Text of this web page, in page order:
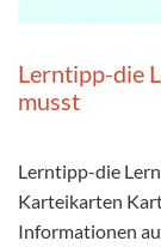
Lerntipp-die
musst
Lerntipp-die
Karteikarten
Informationen